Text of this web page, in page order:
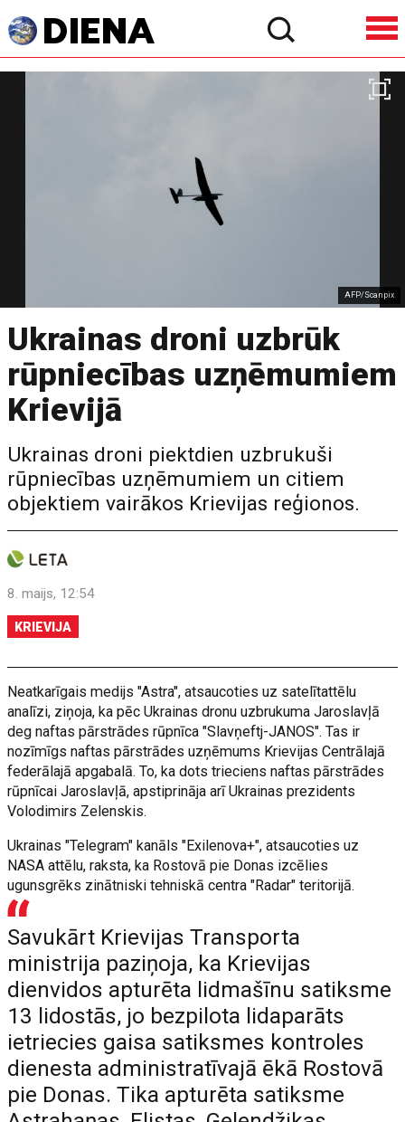
AFP/Scanpix
Ukrainas droni uzbrūk
rūpniecības uzņēmumiem
Krievijā
Ukrainas droni piektdien uzbrukuši
rūpniecības uzņēmumiem un citiem
objektiem vairākos Krievijas reģionos.
8. maijs, 12:54
KRIEVIJA
Neatkarīgais medijs "Astra", atsaucoties uz satelītattēlu
analīzi, ziņoja, ka pēc Ukrainas dronu uzbrukuma Jaroslavļā
deg naftas pārstrādes rūpnīca "Slavņeftj-JANOS". Tas ir
nozīmīgs naftas pārstrādes uzņēmums Krievijas Centrālajā
federālajā apgabalā. To, ka dots trieciens naftas pārstrādes
rūpnīcai Jaroslavļā, apstiprināja arī Ukrainas prezidents
Volodimirs Zelenskis.
Ukrainas "Telegram" kanāls "Exilenova+", atsaucoties uz
NASA attēlu, raksta, ka Rostovā pie Donas izcēlies
ugunsgrēks zinātniski tehniskā centra "Radar" teritorijā.
Savukārt Krievijas Transporta
ministrija paziņoja, ka Krievijas
dienvidos apturēta lidmašīnu satiksme
13 lidostās, jo bezpilota lidaparāts
ietriecies gaisa satiksmes kontroles
dienesta administratīvajā ēkā Rostovā
pie Donas. Tika apturēta satiksme